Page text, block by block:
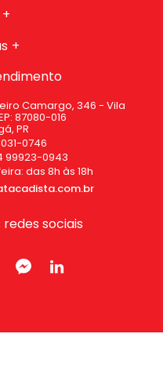
Camargo, 346 - Vila
87080-016
PR
0746
99923-0943
das 8h às 18h
sociais